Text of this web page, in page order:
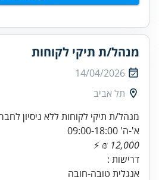
מנהל/ת תיקי לקוחות
14/04/2026
תל אביב
א'-ה' 09:00-18:00
12,000 ₪